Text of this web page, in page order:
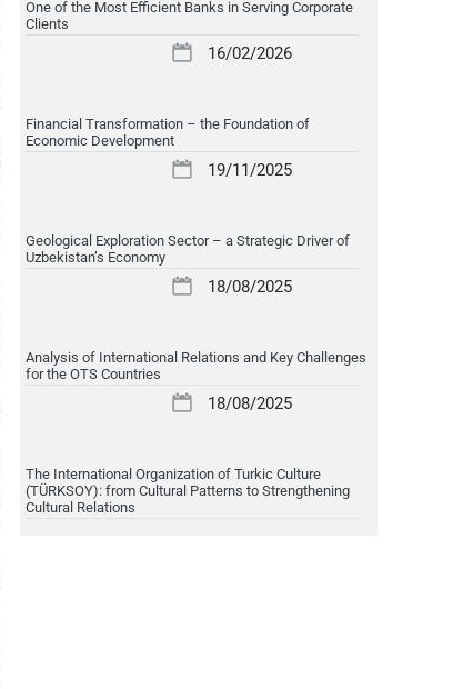
One of the Most Efficient Banks in Serving Corporate
Clients
16/02/2026
Financial Transformation – the Foundation of
Economic Development
19/11/2025
Geological Exploration Sector – a Strategic Driver of
Uzbekistan’s Economy
18/08/2025
Analysis of International Relations and Key Challenges
for the OTS Countries
18/08/2025
The International Organization of Turkic Culture
(TÜRKSOY): from Cultural Patterns to Strengthening
Cultural Relations